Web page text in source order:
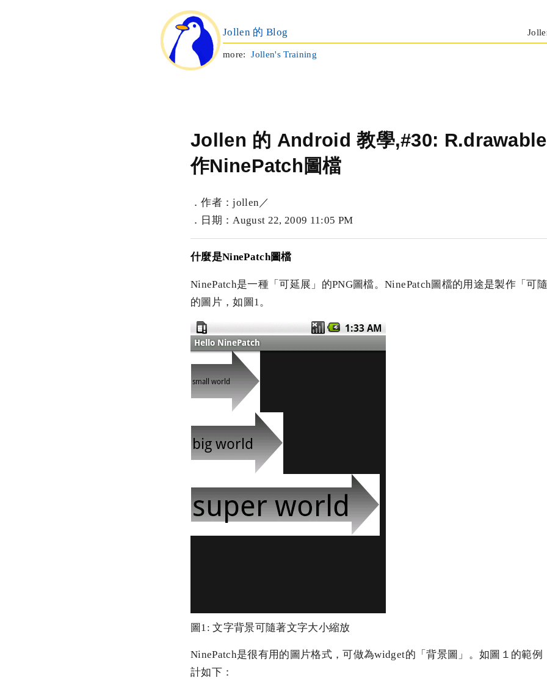
Jollen 的 Blog
more:Jollen's Training
Jollen 的 Android 教學,#30:
作NinePatch圖檔
．作者：jollen／
．日期：August 22, 2009 11:05 PM
什麼是NinePatch圖檔
NinePatch是一種「可延展」的PNG圖檔。NinePatch圖檔的用途是製作「可
的圖片，如圖1。
圖1: 文字背景可隨著文字大小縮放
NinePatch是很有用的圖片格式，可做為widget的「背景圖」。如圖１的範例
計如下：